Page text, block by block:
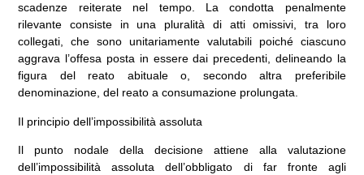
scadenze reiterate nel tempo. La condotta penalmente
rilevante consiste in una pluralità di atti omissivi, tra loro
collegati, che sono unitariamente valutabili poiché ciascuno
aggrava l’offesa posta in essere dai precedenti, delineando la
figura del reato abitualeo, secondo altra preferibile
denominazione, del reato a consumazione prolungata.
Il principio dell’impossibilità assoluta
Il punto nodale della decisione attiene alla valutazione
dell’impossibilità assoluta dell’obbligato di far fronte agli